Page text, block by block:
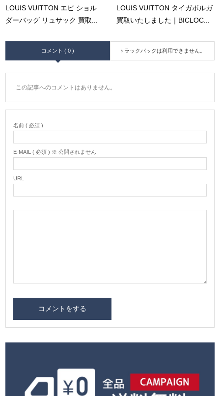
LOUIS VUITTON エピ ショル
ダーバッグ リュサック 買取...
LOUIS VUITTON タイガボルガ
買取いたしました｜BICLOC...
コメント ( 0 ) トラックバックは利用できません。
この記事へのコメントはありません。
名前 ( 必須 )
E-MAIL ( 必須 ) ※ 公開されません
URL